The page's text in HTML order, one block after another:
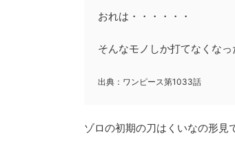
おれは・・・・・・
そんなモノしか打てなくなっ
出典：ワンピース第1033話
ゾロの初期の刀はくいなの形見